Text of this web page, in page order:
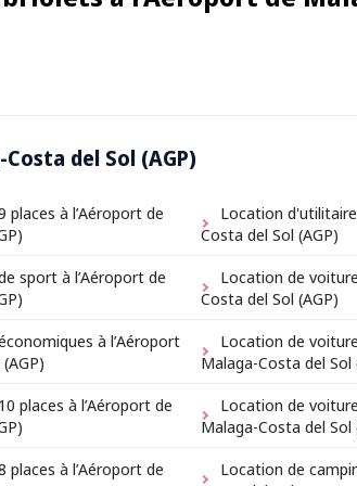
del Sol (AGP)
à l’Aéroport de
Location
Costa del Sol (AGP)
sport à l’Aéroport de
Location de
Costa del Sol (AGP)
à l’Aéroport
Location de
Malaga-Costa del Sol
places à l’Aéroport de
Location de
Malaga-Costa del Sol
à l’Aéroport de
Location de